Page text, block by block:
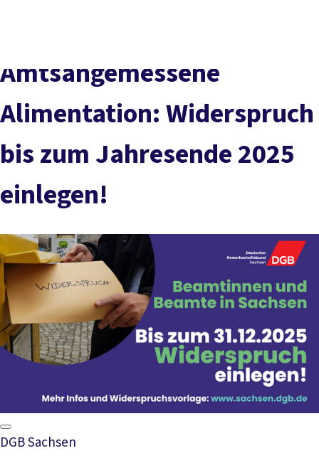
Service
Amtsangemessene
Alimentation: Widerspruch
bis zum Jahresende 2025
einlegen!
DGB Sachsen